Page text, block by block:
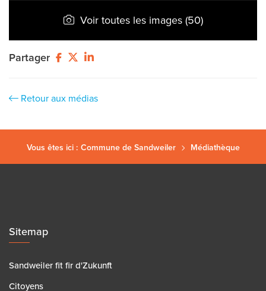
Voir toutes les images (50)
Partager
Retour aux médias
Vous êtes ici : Commune de Sandweiler Médiathèque
Sitemap
Sandweiler fit fir d'Zukunft
Citoyens